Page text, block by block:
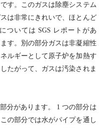
す。このガスは除塵システム
は非常にきれいで、ほとんど
ついては SGS レポートがあ
す。別の部分ガスは非凝縮性
ルギーとして原子炉を加熱す
たがって、ガスは汚染されま
分があります。 1 つの部分は
の部分では水がパイプを通し